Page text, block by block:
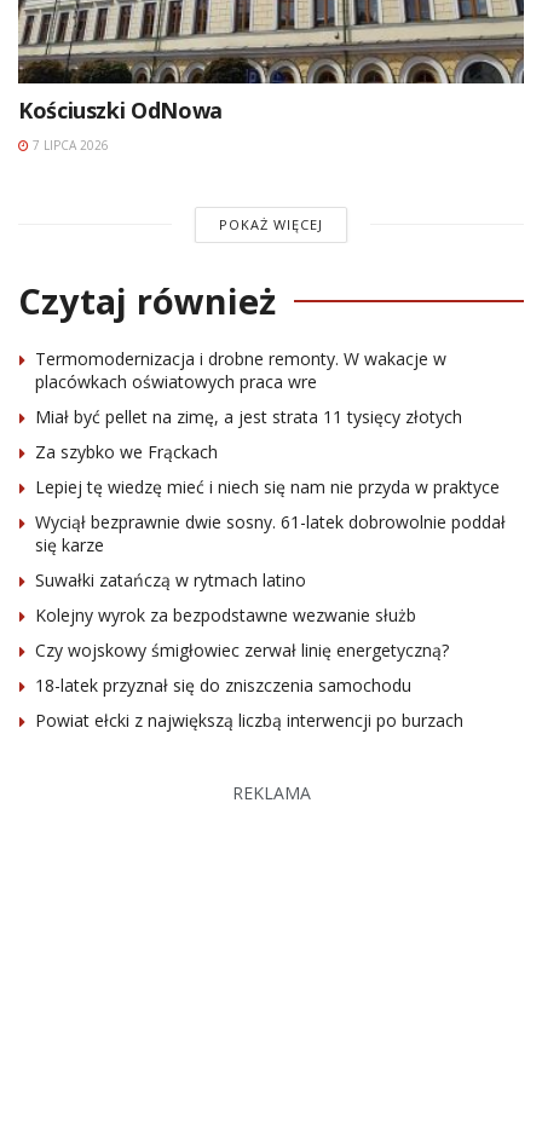
Kościuszki OdNowa
7 LIPCA 2026
POKAŻ WIĘCEJ
Czytaj również
Termomodernizacja i drobne remonty. W wakacje w
placówkach oświatowych praca wre
Miał być pellet na zimę, a jest strata 11 tysięcy złotych
Za szybko we Frąckach
Lepiej tę wiedzę mieć i niech się nam nie przyda w praktyce
Wyciął bezprawnie dwie sosny. 61-latek dobrowolnie poddał
się karze
Suwałki zatańczą w rytmach latino
Kolejny wyrok za bezpodstawne wezwanie służb
Czy wojskowy śmigłowiec zerwał linię energetyczną?
18-latek przyznał się do zniszczenia samochodu
Powiat ełcki z największą liczbą interwencji po burzach
REKLAMA